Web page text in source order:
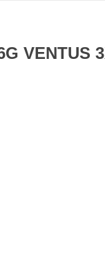
VENTUS